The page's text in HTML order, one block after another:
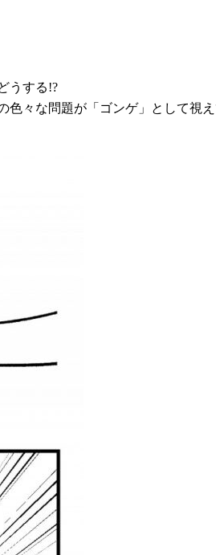
うする!?
々な問題が「ゴンゲ」として視